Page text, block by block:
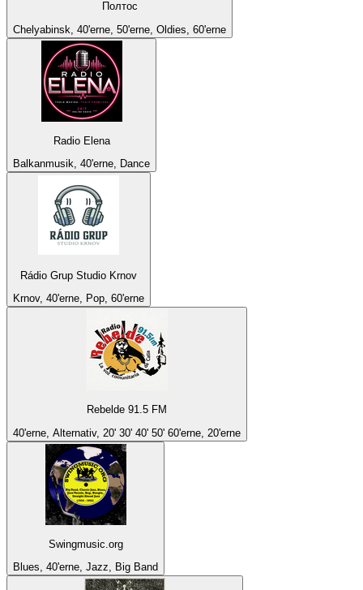
Полтос
Chelyabinsk, 40'erne, 50'erne, Oldies, 60'erne
Radio Elena
Balkanmusik, 40'erne, Dance
Rádio Grup Studio Krnov
Krnov, 40'erne, Pop, 60'erne
Rebelde 91.5 FM
40'erne, Alternativ, 20' 30' 40' 50' 60'erne, 20'erne
Swingmusic.org
Blues, 40'erne, Jazz, Big Band